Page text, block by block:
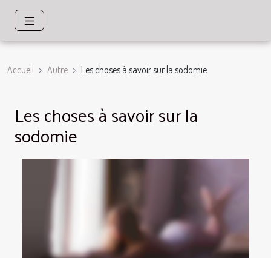
Accueil Autre Les choses à savoir sur la sodomie
Les choses à savoir sur la
sodomie